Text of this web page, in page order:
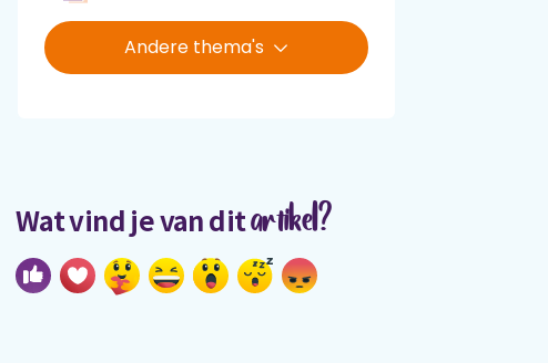
Andere thema's
Wat vind je van ditartikel?